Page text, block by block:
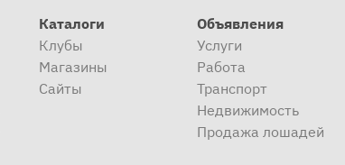
Каталоги
Клубы
Магазины
Сайты
Объявления
Услуги
Работа
Транспорт
Недвижимость
Продажа лошадей